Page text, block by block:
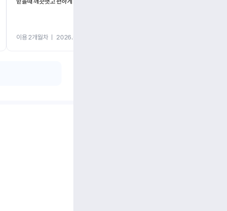
이용 2개월차ㅣ 2026.07.08